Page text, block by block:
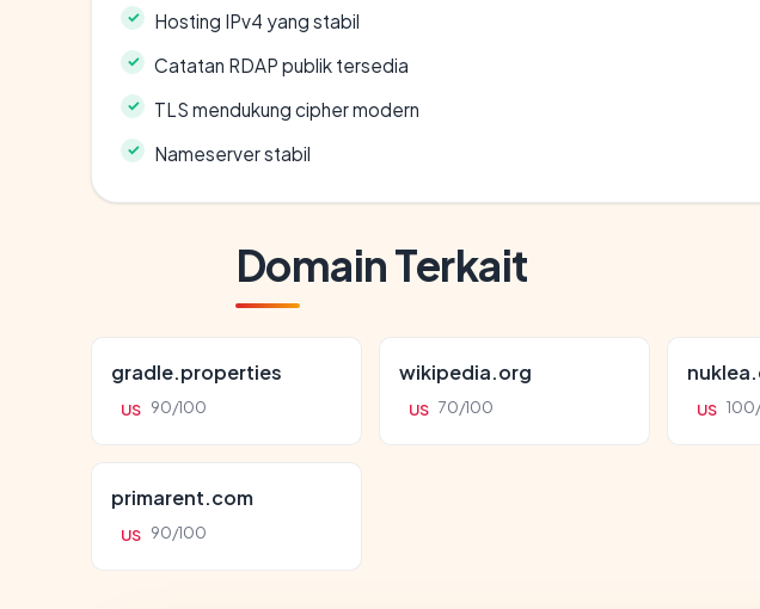
Hosting IPv4 yang stabil
Catatan RDAP publik tersedia
TLS mendukung cipher modern
Nameserver stabil
Domain Terkait
gradle.properties
US 90/100
wikipedia.org
US 70/100 US
primarent.com
US 90/100